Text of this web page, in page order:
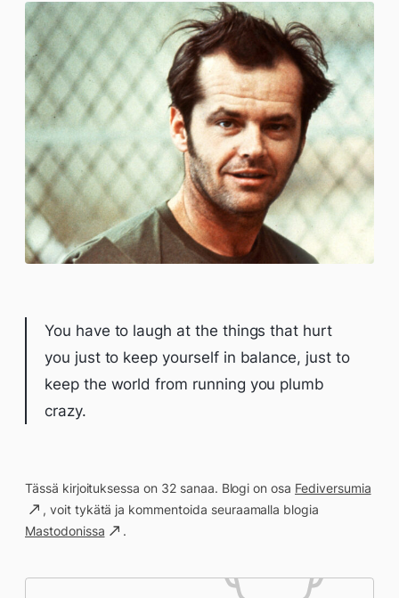
You have to laugh at the things that hurt
you just to keep yourself in balance, just to
keep the world from running you plumb
crazy.
Tässä kirjoituksessa on 32 sanaa. Blogi on osa Fediversumia
, voit tykätä ja kommentoida seuraamalla blogia
Mastodonissa
.